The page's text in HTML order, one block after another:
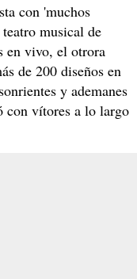
con 'muchos
musical de
en vivo, el otrora
de 200 diseños en
y ademanes
con vítores a lo largo